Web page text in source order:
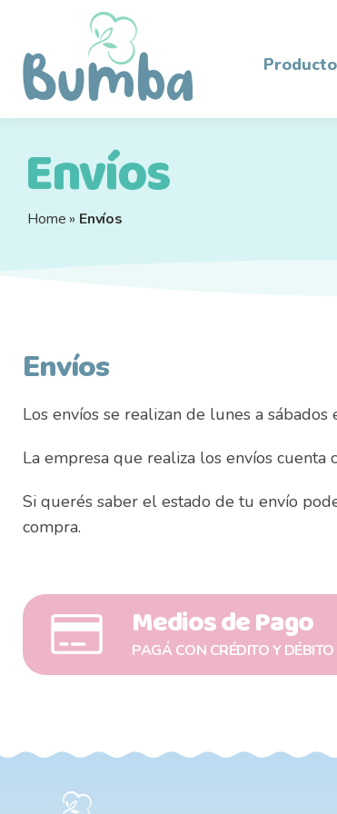
la
navegación
la
página
Home » Envíos
Envíos
Envíos
Los envíos se realizan de lunes a
La empresa que realiza los envíos
Si querés saber el estado de tu envío
compra.
Medios de Pago
PAGÁ CON CRÉDITO Y DÉBITO